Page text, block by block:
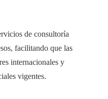
de consultoría
facilitando que las
internacionales y
vigentes.